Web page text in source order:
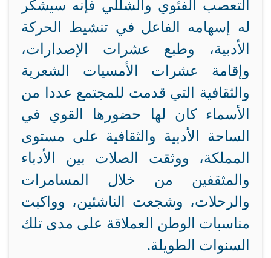
التعصب الفئوي والشللي فإنه سيشكر
له إسهامه الفاعل في تنشيط الحركة
الأدبية، وطبع عشرات الإصدارات،
وإقامة عشرات الأمسيات الشعرية
والثقافية التي قدمت للمجتمع عددا من
الأسماء كان لها حضورها القوي في
الساحة الأدبية والثقافية على مستوى
المملكة، ووثقت الصلات بين الأدباء
والمثقفين من خلال المسامرات
والرحلات، وشجعت الناشئين، وواكبت
مناسبات الوطن العملاقة على مدى تلك
السنوات الطويلة.